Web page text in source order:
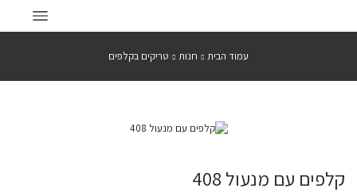
עמוד הבית חנות טריקים בקלפים
קלפים עם מנעול 408